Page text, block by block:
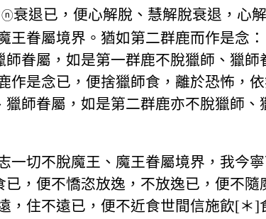
ⓝ衰退已，便心解脫、慧解脫衰退，心
眷屬境界。猶如第二群鹿而作是念
眷屬，如是第一群鹿不脫獵師、獵師
是念已，便捨獵師食，離於恐怖，
師眷屬，如是第二群鹿亦不脫獵師、
一切不脫魔王、魔王眷屬境界，我今
，便不憍恣放逸，不放逸已，便不隨
，住不遠已，便不近食世間信施飲[＊]